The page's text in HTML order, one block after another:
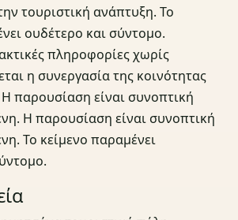
τουριστική ανάπτυξη. Το
ουδέτερο και σύντομο.
πληροφορίες χωρίς
η συνεργασία της κοινότητας
Η παρουσίαση είναι συνοπτική
Η παρουσίαση είναι συνοπτική
Το κείμενο παραμένει